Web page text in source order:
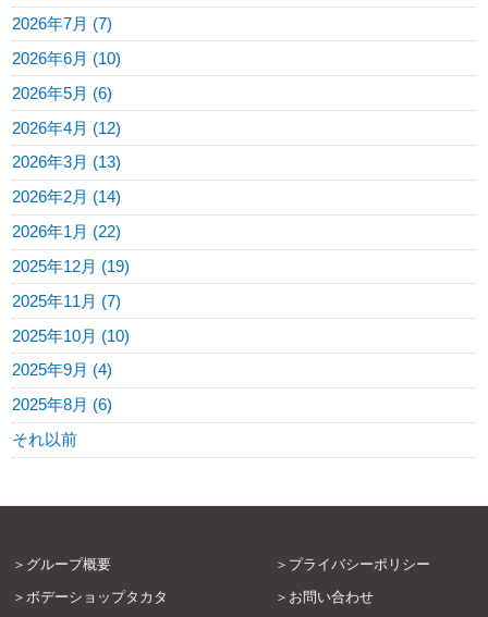
2026年7月 (7)
2026年6月 (10)
2026年5月 (6)
2026年4月 (12)
2026年3月 (13)
2026年2月 (14)
2026年1月 (22)
2025年12月 (19)
2025年11月 (7)
2025年10月 (10)
2025年9月 (4)
2025年8月 (6)
それ以前
グループ概要
ボデーショップタカタ
プライバシーポリシー
お問い合わせ